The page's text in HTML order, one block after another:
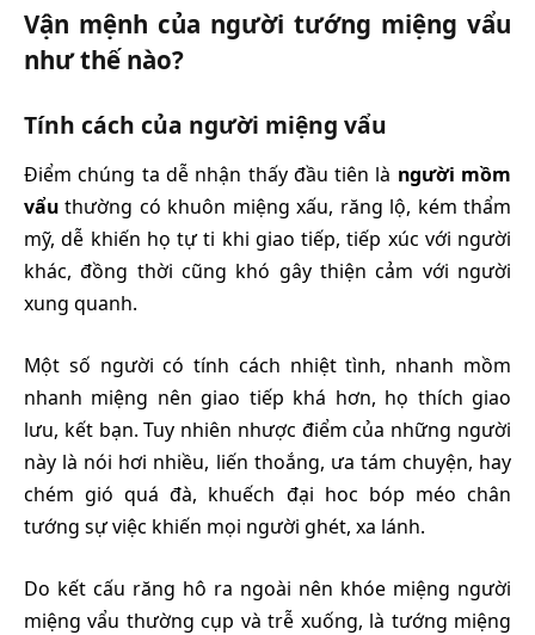
Vận mệnh của người tướng miệng vẩu
như thế nào?
Tính cách của người miệng vẩu
Điểm chúng ta dễ nhận thấy đầu tiên là người mồm
vẩu thường có khuôn miệng xấu, răng lộ, kém thẩm
mỹ, dễ khiến họ tự ti khi giao tiếp, tiếp xúc với người
khác, đồng thời cũng khó gây thiện cảm với người
xung quanh.
Một số người có tính cách nhiệt tình, nhanh mồm
nhanh miệng nên giao tiếp khá hơn, họ thích giao
lưu, kết bạn. Tuy nhiên nhược điểm của những người
này là nói hơi nhiều, liến thoắng, ưa tám chuyện, hay
chém gió quá đà, khuếch đại hoc bóp méo chân
tướng sự việc khiến mọi người ghét, xa lánh.
Do kết cấu răng hô ra ngoài nên khóe miệng người
miệng vẩu thường cụp và trễ xuống, là tướng miệng